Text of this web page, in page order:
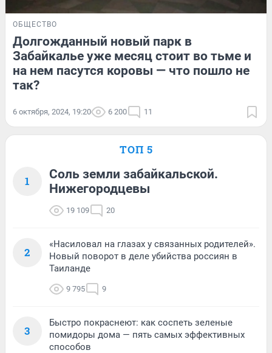
ОБЩЕСТВО
Долгожданный новый парк в
Забайкалье уже месяц стоит во тьме и
на нем пасутся коровы — что пошло не
так?
6 октября, 2024, 19:20 6 200 11
ТОП 5
1
Соль земли забайкальской.
Нижегородцевы
19 109 20
2
«Насиловал на глазах у связанных родителей».
Новый поворот в деле убийства россиян в
Таиланде
9 795 9
3
Быстро покраснеют: как соспеть зеленые
помидоры дома — пять самых эффективных
способов